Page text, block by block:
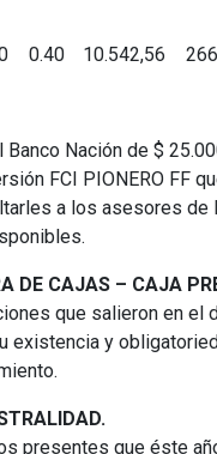
0.40 10.542,56
Nación de $
FCI PIONERO FF
a los asesores de
DE CAJAS – CAJA
que salieron en el
existencia y
presentes que éste